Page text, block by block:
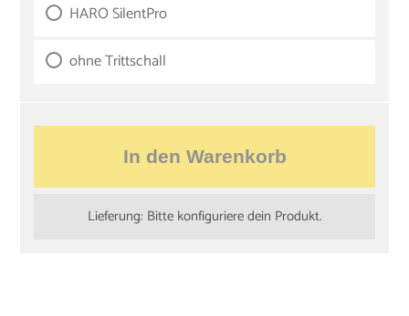
HARO SilentPro
ohne Trittschall
In den Warenkorb
Lieferung: Bitte konfiguriere dein Produkt.